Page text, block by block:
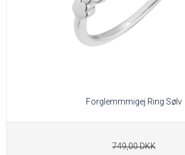
Forglemmmigej Ring Sølv
749,00 DKK